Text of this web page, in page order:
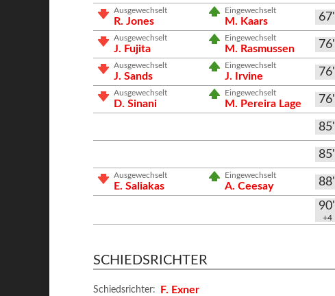
Ausgewechselt
R. Jones
Eingewechselt
M. Kaars 67'
Ausgewechselt
J. Fujita
Eingewechselt
M. Rasmussen 76'
Ausgewechselt
J. Sands
Eingewechselt
J. Irvine 76'
Ausgewechselt
D. Sinani
Eingewechselt
M. Pereira Lage 76'
85'
85'
Ausgewechselt
E. Saliakas
Eingewechselt
A. Ceesay
88'
90'
+4
SCHIEDSRICHTER
Schiedsrichter: F. Exner